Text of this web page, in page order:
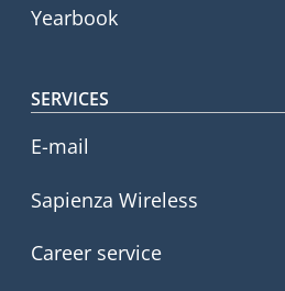
Yearbook
SERVICES
E-mail
Sapienza Wireless
Career service